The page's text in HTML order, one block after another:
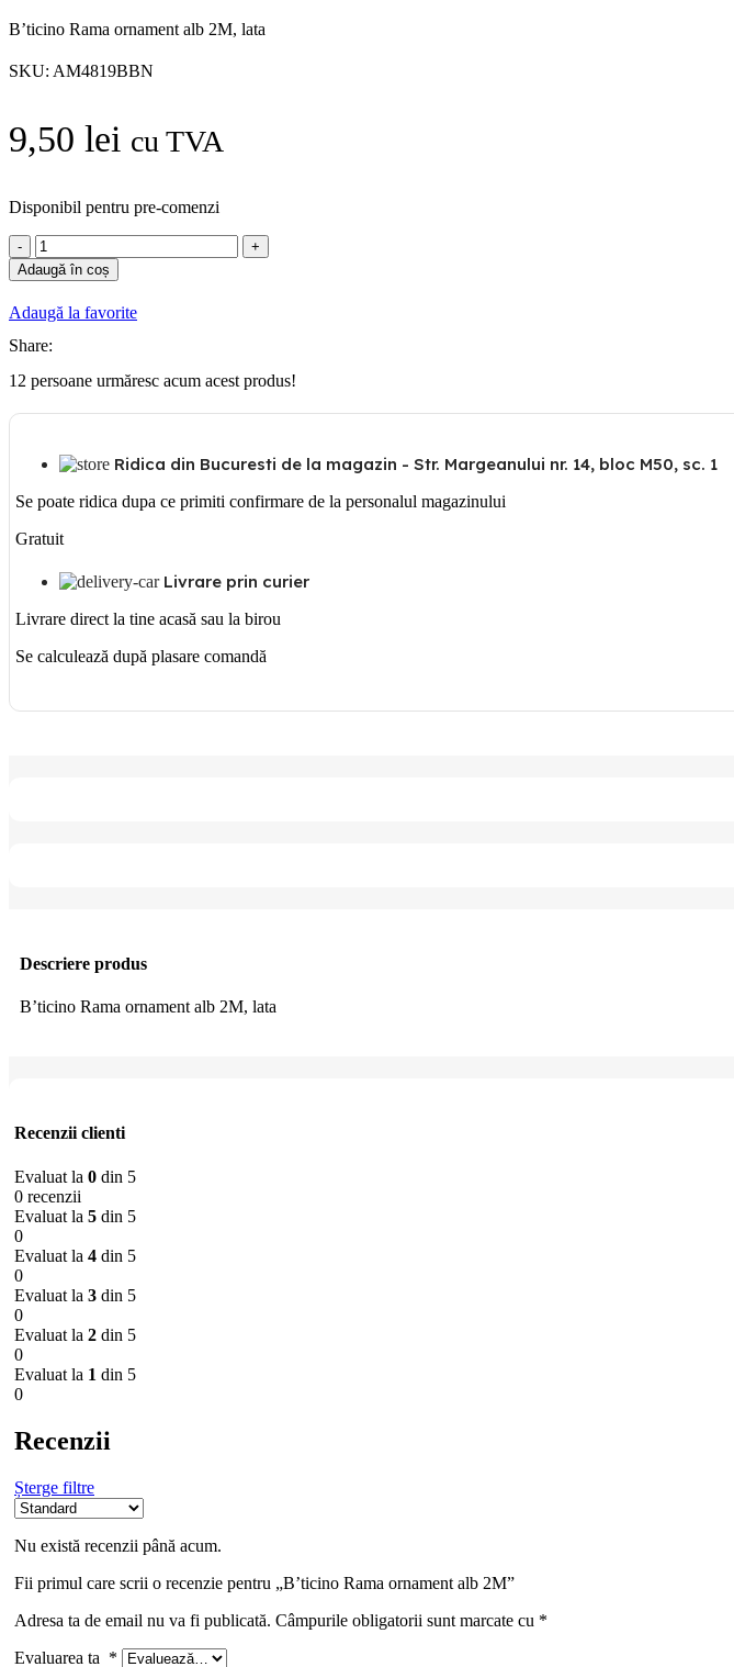
B’ticino Rama ornament alb 2M, lata
SKU: AM4819BBN
9,50 lei cu TVA
Disponibil pentru pre-comenzi
Cantitate
B'ticino
Rama
ornament
alb
2M
Adaugă în coș
Adaugă la favorite
Share:
12 persoane urmăresc acum acest produs!
Ridica din Bucuresti de la magazin - Str. Margeanului nr. 14, bloc M50, sc. 1
Se poate ridica dupa ce primiti confirmare de la personalul magazinului
Gratuit
Livrare prin curier
Livrare direct la tine acasă sau la birou
Se calculează după plasare comandă
Descriere produs
B’ticino Rama ornament alb 2M, lata
Recenzii clienti
Evaluat la 0 din 5
0 recenzii
Evaluat la 5 din 5
0
Evaluat la 4 din 5
0
Evaluat la 3 din 5
0
Evaluat la 2 din 5
0
Evaluat la 1 din 5
0
Recenzii
Șterge filtre
Nu există recenzii până acum.
Fii primul care scrii o recenzie pentru „B’ticino Rama ornament alb 2M”
Adresa ta de email nu va fi publicată. Câmpurile obligatorii sunt marcate cu *
Evaluarea ta *